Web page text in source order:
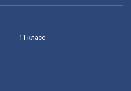
11 класс